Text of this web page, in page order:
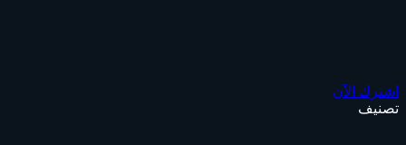
اشترك الآن
تصنيف